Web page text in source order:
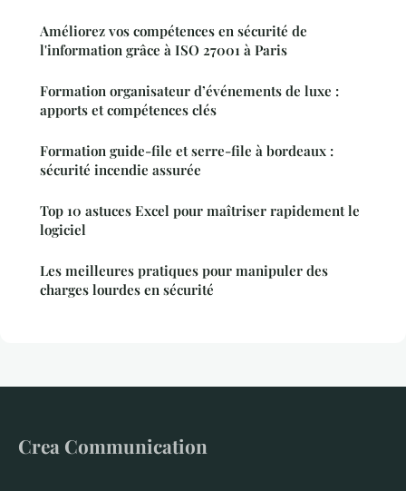
Améliorez vos compétences en sécurité de
l'information grâce à ISO 27001 à Paris
Formation organisateur d’événements de luxe :
apports et compétences clés
Formation guide-file et serre-file à bordeaux :
sécurité incendie assurée
Top 10 astuces Excel pour maîtriser rapidement le
logiciel
Les meilleures pratiques pour manipuler des
charges lourdes en sécurité
Crea Communication